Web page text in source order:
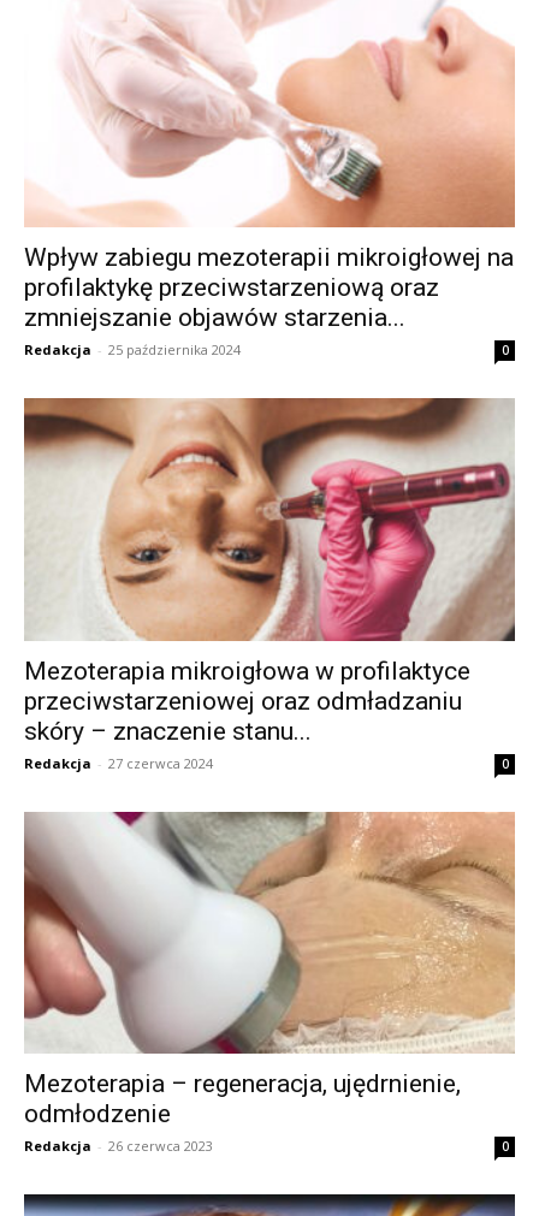
Wpływ zabiegu mezoterapii mikroigłowej na
profilaktykę przeciwstarzeniową oraz
zmniejszanie objawów starzenia...
Redakcja - 25 października 2024 0
Mezoterapia mikroigłowa w profilaktyce
przeciwstarzeniowej oraz odmładzaniu
skóry – znaczenie stanu...
Redakcja - 27 czerwca 2024 0
Mezoterapia – regeneracja, ujędrnienie,
odmłodzenie
Redakcja - 26 czerwca 2023 0